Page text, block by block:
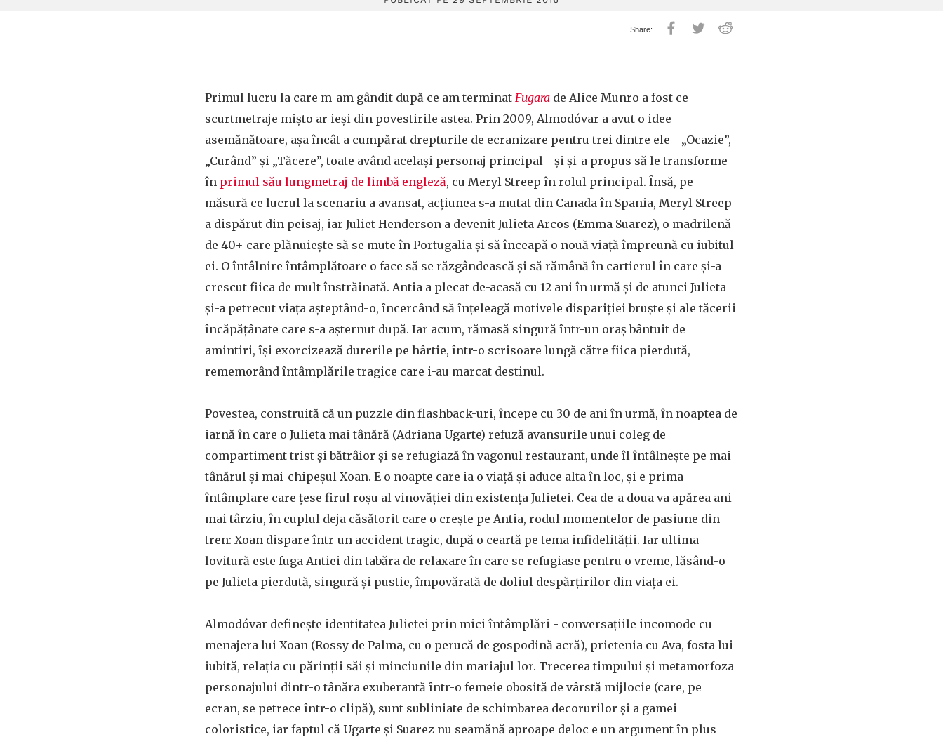
Primul lucru la care m-am gândit după ce am terminat Fugara de Alice Munro a fost ce
scurtmetraje mişto ar ieşi din povestirile astea. Prin 2009, Almodóvar a avut o idee
asemănătoare, aşa încât a cumpărat drepturile de ecranizare pentru trei dintre ele - „Ocazie”,
„Curând” şi „Tăcere”, toate având acelaşi personaj principal - şi şi-a propus să le transforme
în primul său lungmetraj de limbă engleză, cu Meryl Streep în rolul principal. Însă, pe
măsură ce lucrul la scenariu a avansat, acţiunea s-a mutat din Canada în Spania, Meryl Streep
a dispărut din peisaj, iar Juliet Henderson a devenit Julieta Arcos (Emma Suarez), o madrilenă
de 40+ care plănuieşte să se mute în Portugalia şi să înceapă o nouă viaţă împreună cu iubitul
ei. O întâlnire întâmplătoare o face să se răzgândească și să rămână în cartierul în care şi-a
crescut fiica de mult înstrăinată. Antia a plecat de-acasă cu 12 ani în urmă şi de atunci Julieta
şi-a petrecut viaţa aşteptând-o, încercând să înţeleagă motivele dispariţiei bruşte şi ale tăcerii
încăpăţânate care s-a aşternut după. Iar acum, rămasă singură într-un oraş bântuit de
amintiri, îşi exorcizează durerile pe hârtie, într-o scrisoare lungă către fiica pierdută,
rememorând întâmplările tragice care i-au marcat destinul.
Povestea, construită că un puzzle din flashback-uri, începe cu 30 de ani în urmă, în noaptea de
iarnă în care o Julieta mai tânără (Adriana Ugarte) refuză avansurile unui coleg de
compartiment trist şi bătrâior şi se refugiază în vagonul restaurant, unde îl întâlneşte pe mai-
tânărul şi mai-chipeşul Xoan. E o noapte care ia o viaţă şi aduce alta în loc, şi e prima
întâmplare care ţese firul roşu al vinovăţiei din existenţa Julietei. Cea de-a doua va apărea ani
mai târziu, în cuplul deja căsătorit care o creşte pe Antia, rodul momentelor de pasiune din
tren: Xoan dispare într-un accident tragic, după o ceartă pe tema infidelităţii. Iar ultima
lovitură este fuga Antiei din tabăra de relaxare în care se refugiase pentru o vreme, lăsând-o
pe Julieta pierdută, singură şi pustie, împovărată de doliul despărţirilor din viaţa ei.
Almodóvar defineşte identitatea Julietei prin mici întâmplări - conversaţiile incomode cu
menajera lui Xoan (Rossy de Palma, cu o perucă de gospodină acră), prietenia cu Ava, fosta lui
iubită, relaţia cu părinţii săi şi minciunile din mariajul lor. Trecerea timpului şi metamorfoza
personajului dintr-o tânăra exuberantă într-o femeie obosită de vârstă mijlocie (care, pe
ecran, se petrece într-o clipă), sunt subliniate de schimbarea decorurilor şi a gamei
coloristice, iar faptul că Ugarte şi Suarez nu seamănă aproape deloc e un argument în plus